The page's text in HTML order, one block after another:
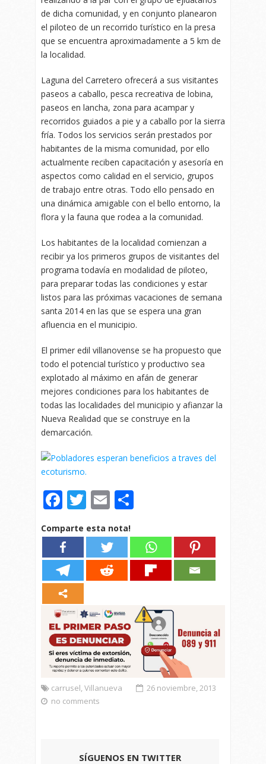
de dicha comunidad, y en conjunto planearon
el piloteo de un recorrido turístico en la presa
que se encuentra aproximadamente a 5 km de
la localidad.
Laguna del Carretero ofrecerá a sus visitantes
paseos a caballo, pesca recreativa de lobina,
paseos en lancha, zona para acampar y
recorridos guiados a pie y a caballo por la sierra
fría. Todos los servicios serán prestados por
habitantes de la misma comunidad, por ello
actualmente reciben capacitación y asesoría en
aspectos como calidad en el servicio, grupos
de trabajo entre otras. Todo ello pensado en
una dinámica amigable con el bello entorno, la
flora y la fauna que rodea a la comunidad.
Los habitantes de la localidad comienzan a
recibir ya los primeros grupos de visitantes del
programa todavía en modalidad de piloteo,
para preparar todas las condiciones y estar
listos para las próximas vacaciones de semana
santa 2014 en las que se espera una gran
afluencia en el municipio.
El primer edil villanovense se ha propuesto que
todo el potencial turístico y productivo sea
explotado al máximo en afán de generar
mejores condiciones para los habitantes de
todas las localidades del municipio y afianzar la
Nueva Realidad que se construye en la
demarcación.
Facebook
Twitter
Email
Comparte esta nota!
carrusel,Villanueva
26 noviembre, 2013
no comments
SÍGUENOS EN TWITTER